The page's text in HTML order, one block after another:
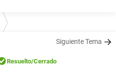
Siguiente Tema
Resuelto/Cerrado